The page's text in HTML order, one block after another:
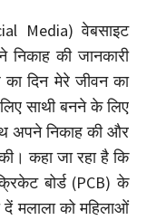
Media) वेबसाइट
की जानकारी
दिन मेरे जीवन का
साथी बनने के लिए
अपने निकाह की और
कहा जा रहा है कि
बोर्ड (PCB) के
मलाला को महिलाओं